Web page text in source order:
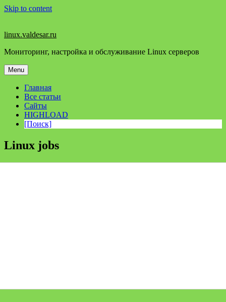
Skip to content
linux.valdesar.ru
Мониторинг, настройка и обслуживание Linux серверов
Menu
Главная
Все статьи
Сайты
HIGHLOAD
[Поиск]
Linux jobs